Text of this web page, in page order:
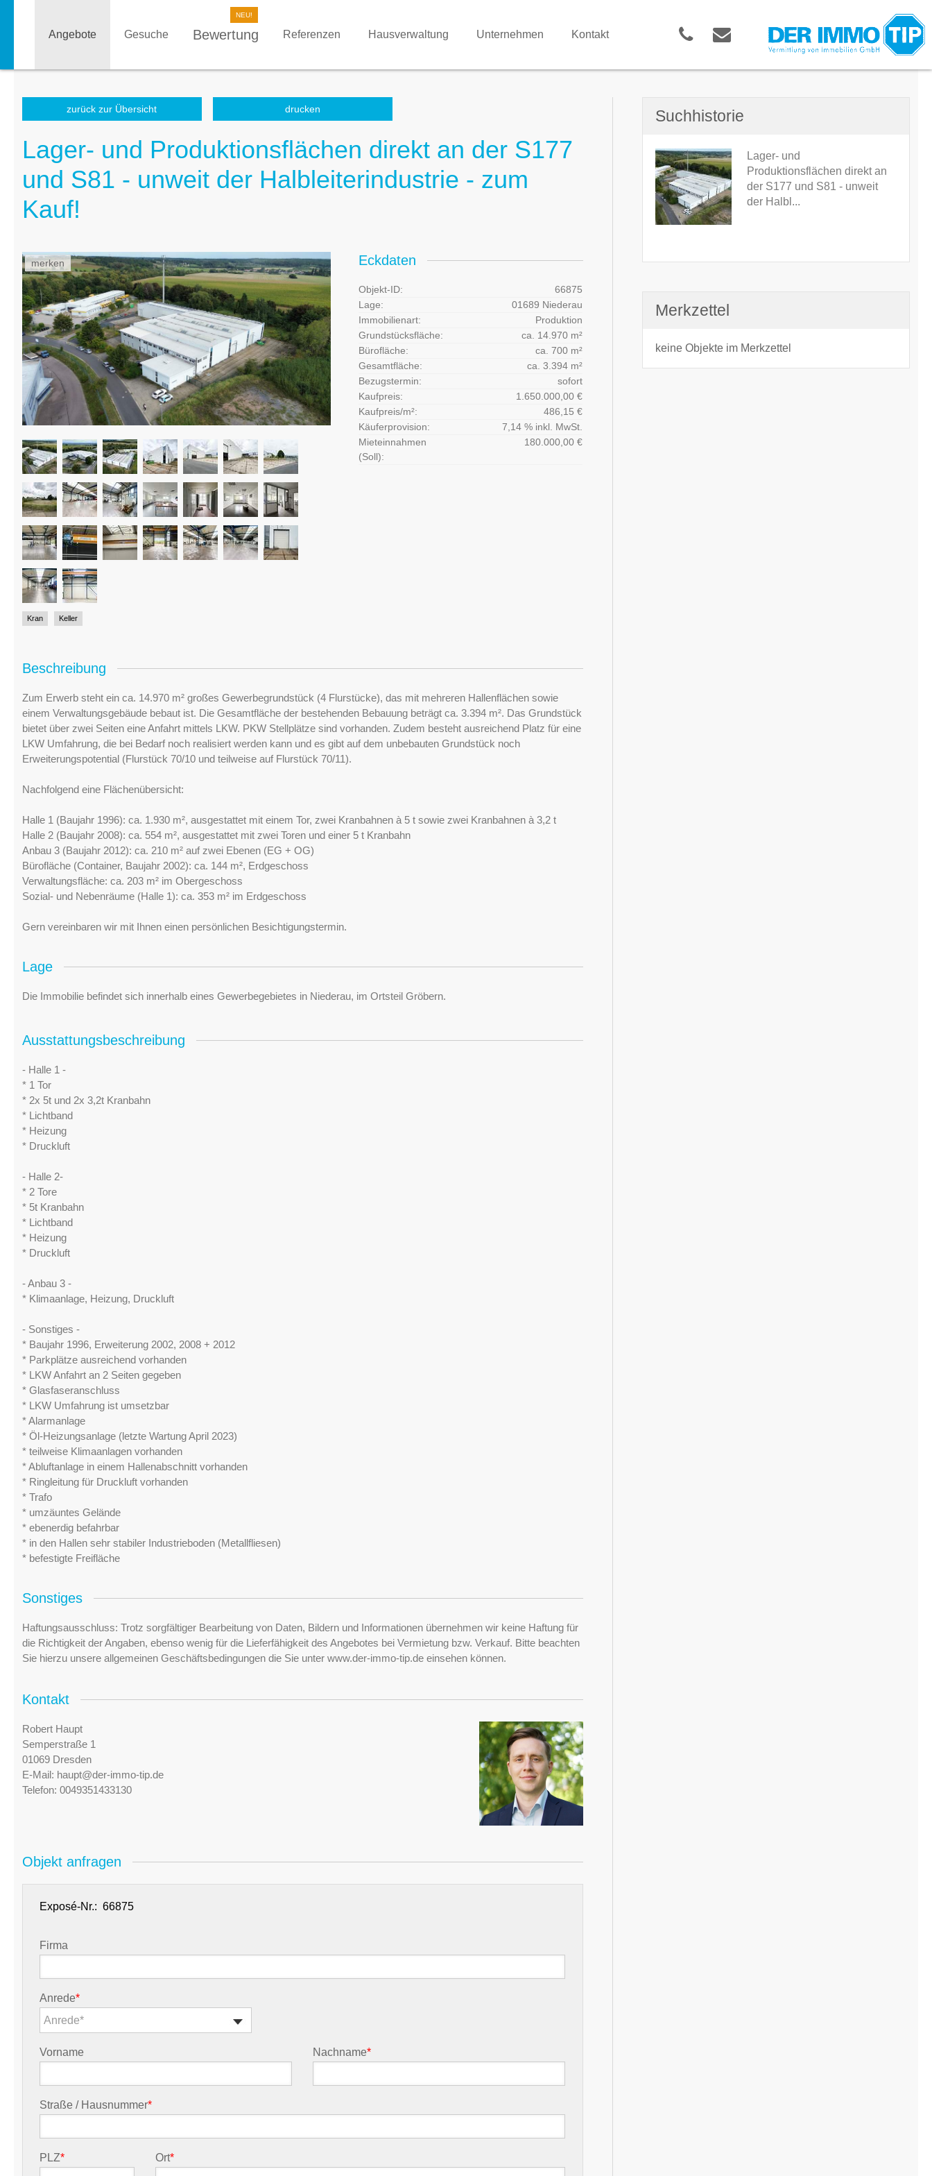
Angebote Gesuche Bewertung Referenzen Hausverwaltung Unternehmen Kontakt
zurück zur Übersicht drucken
Lager- und Produktionsflächen direkt an der S177
und S81 - unweit der Halbleiterindustrie - zum
Kauf!
merken
Kran Keller
Eckdaten
Objekt-ID:
66875
Lage:
01689 Niederau
Immobilienart:
Produktion
Grundstücksfläche:
ca. 14.970 m²
Bürofläche:
ca. 700 m²
Gesamtfläche:
ca. 3.394 m²
Bezugstermin:
sofort
Kaufpreis:
1.650.000,00 €
Kaufpreis/m²:
486,15 €
Käuferprovision:
7,14 % inkl. MwSt.
Mieteinnahmen
(Soll):
180.000,00 €
Beschreibung
Zum Erwerb steht ein ca. 14.970 m² großes Gewerbegrundstück (4 Flurstücke), das mit mehreren Hallenflächen sowie
einem Verwaltungsgebäude bebaut ist. Die Gesamtfläche der bestehenden Bebauung beträgt ca. 3.394 m². Das Grundstück
bietet über zwei Seiten eine Anfahrt mittels LKW. PKW Stellplätze sind vorhanden. Zudem besteht ausreichend Platz für eine
LKW Umfahrung, die bei Bedarf noch realisiert werden kann und es gibt auf dem unbebauten Grundstück noch
Erweiterungspotential (Flurstück 70/10 und teilweise auf Flurstück 70/11).
Nachfolgend eine Flächenübersicht:
Halle 1 (Baujahr 1996): ca. 1.930 m², ausgestattet mit einem Tor, zwei Kranbahnen à 5 t sowie zwei Kranbahnen à 3,2 t
Halle 2 (Baujahr 2008): ca. 554 m², ausgestattet mit zwei Toren und einer 5 t Kranbahn
Anbau 3 (Baujahr 2012): ca. 210 m² auf zwei Ebenen (EG + OG)
Bürofläche (Container, Baujahr 2002): ca. 144 m², Erdgeschoss
Verwaltungsfläche: ca. 203 m² im Obergeschoss
Sozial- und Nebenräume (Halle 1): ca. 353 m² im Erdgeschoss
Gern vereinbaren wir mit Ihnen einen persönlichen Besichtigungstermin.
Lage
Die Immobilie befindet sich innerhalb eines Gewerbegebietes in Niederau, im Ortsteil Gröbern.
Ausstattungsbeschreibung
- Halle 1 -
* 1 Tor
* 2x 5t und 2x 3,2t Kranbahn
* Lichtband
* Heizung
* Druckluft
- Halle 2-
* 2 Tore
* 5t Kranbahn
* Lichtband
* Heizung
* Druckluft
- Anbau 3 -
* Klimaanlage, Heizung, Druckluft
- Sonstiges -
* Baujahr 1996, Erweiterung 2002, 2008 + 2012
* Parkplätze ausreichend vorhanden
* LKW Anfahrt an 2 Seiten gegeben
* Glasfaseranschluss
* LKW Umfahrung ist umsetzbar
* Alarmanlage
* Öl-Heizungsanlage (letzte Wartung April 2023)
* teilweise Klimaanlagen vorhanden
* Abluftanlage in einem Hallenabschnitt vorhanden
* Ringleitung für Druckluft vorhanden
* Trafo
* umzäuntes Gelände
* ebenerdig befahrbar
* in den Hallen sehr stabiler Industrieboden (Metallfliesen)
* befestigte Freifläche
Sonstiges
Haftungsausschluss: Trotz sorgfältiger Bearbeitung von Daten, Bildern und Informationen übernehmen wir keine Haftung für
die Richtigkeit der Angaben, ebenso wenig für die Lieferfähigkeit des Angebotes bei Vermietung bzw. Verkauf. Bitte beachten
Sie hierzu unsere allgemeinen Geschäftsbedingungen die Sie unter www.der-immo-tip.de einsehen können.
Kontakt
Robert Haupt
Semperstraße 1
01069 Dresden
E-Mail: haupt@der-immo-tip.de
Telefon: 0049351433130
Objekt anfragen
Exposé-Nr.:
Firma
Anrede*
Anrede*
Vorname Nachname*
Straße / Hausnummer*
PLZ* Ort*
Suchhistorie
Lager- und
Produktionsflächen direkt an
der S177 und S81 - unweit
der Halbl...
Merkzettel
keine Objekte im Merkzettel